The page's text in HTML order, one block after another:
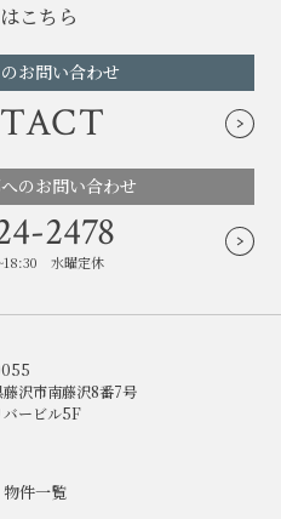
こちら
お問い合わせ
のお問い合わせ
2478
水曜定休
沢市南藤沢8番7号
バービル5F
物件一覧